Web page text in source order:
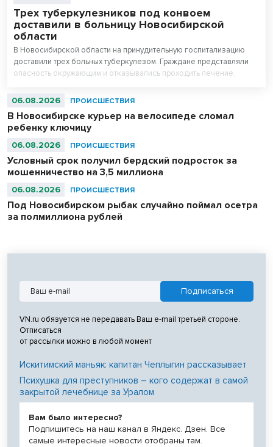
Трех туберкулезников под конвоем
доставили в больницу Новосибирской
области
В Новосибирской области на принудительную госпитализацию
доставили трех больных туберкулезом. Граждане представляли
опасность окружающим и отказывались проходить лечение.
06.08.2026 ПРОИСШЕСТВИЯ
В Новосибирске курьер на велосипеде сломал
ребенку ключицу
06.08.2026 ПРОИСШЕСТВИЯ
Условный срок получил бердский подросток за
мошенничество на 3,5 миллиона
06.08.2026 ПРОИСШЕСТВИЯ
Под Новосибирском рыбак случайно поймал осетра
за полмиллиона рублей
VN.ru обязуется не передавать Ваш e-mail третьей стороне.
Отписаться
от рассылки можно в любой момент
Искитимский маньяк: капитан Чеплыгин рассказывает
Психушка для преступников – кого содержат в самой
закрытой лечебнице за Уралом
Вам было интересно?
Подпишитесь на наш канал в Яндекс. Дзен. Все
самые интересные новости отобраны там.